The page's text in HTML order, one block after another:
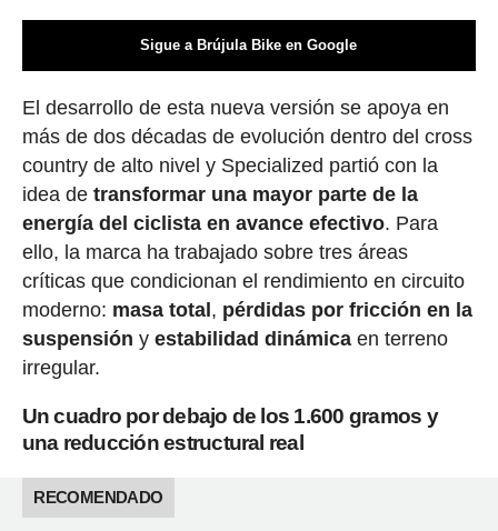
Sigue a Brújula Bike en Google
El desarrollo de esta nueva versión se apoya en
más de dos décadas de evolución dentro del cross
country de alto nivel y Specialized partió con la
idea de transformar una mayor parte de la
energía del ciclista en avance efectivo. Para
ello, la marca ha trabajado sobre tres áreas
críticas que condicionan el rendimiento en circuito
moderno: masa total , pérdidas por fricción en la
suspensión y estabilidad dinámicaen terreno
irregular.
Un cuadro por debajo de los 1.600 gramos y
una reducción estructural real
RECOMENDADO